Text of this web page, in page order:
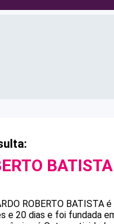
BATISTA
ROBERTO BATISTA é
e 20 dias e foi fundada